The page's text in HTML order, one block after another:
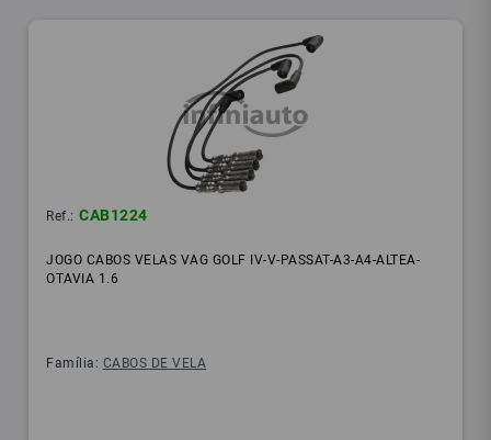
Ref.: CAB1224
JOGO CABOS VELAS VAG GOLF IV-V-PASSAT-A3-A4-ALTEA-
OTAVIA 1.6
Família: CABOS DE VELA